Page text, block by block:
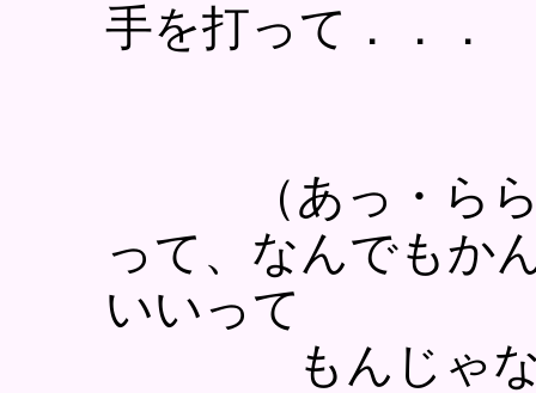
手を打って．．．
（あっ・らら
って、なんでもか
いいって
もんじゃない